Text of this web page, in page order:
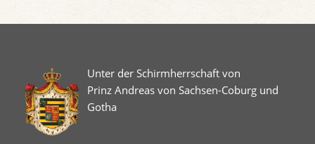
Unter der Schirmherrschaft von
Prinz Andreas von Sachsen-Coburg und
Gotha